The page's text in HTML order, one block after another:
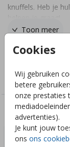
Cookies
Wij gebruiken
betere
onze prestaties
advertenties).
Je kunt jouw
ons ons
knuffels. Heb je
Toon meer
Genderneutraal
Deze